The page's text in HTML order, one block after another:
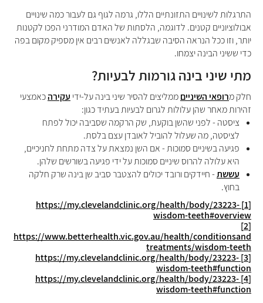
התרגלות לשינויים התזונתיים הללו, גרמה לגוף גם לעבור כמה שינויים
אבולוציוניים קטנים. לדוגמה, הלסתות של האדם המודרני הפכו לקטנות
יותר, וזו ככל הנראה הסיבה שבגללה לאנשים רבים אין מספיק מקום בפה
כדי ששיני הבינה יצמחו.
מתי שיני בינה גורמות לבעיות?
חלק מרופאי השינייםממליצים להסיר שיני בינה על-ידי עקירהכאמצעי
זהירות מאחר שהן עלולות לגרום לבעיות בעתיד כגון:
ציסטה - לפני שהשן בוקעת, שק הרקמה שסביבה יכול לפתח
לציסטה, מה שעלול להוביל לאובדן עצם בלסת.
פגיעה בשיניים סמוכות - אם השן נמצאת על צדה מתחת לחניכיים,
היא עלולה להרוס שיניים סמוכות על ידי פגיעה בשורשים שלהן.
עששת- חיידקים ורובד יכולים להצטבר סביב שן בינה שרק חלקה
בחוץ.
[1]
https://my.clevelandclinic.org/health/body/23223-
wisdom-teeth#overview
[2]
https://www.betterhealth.vic.gov.au/health/conditionsand
treatments/wisdom-teeth
[3]
https://my.clevelandclinic.org/health/body/23223-
wisdom-teeth#function
[4]
https://my.clevelandclinic.org/health/body/23223-
wisdom-teeth#function